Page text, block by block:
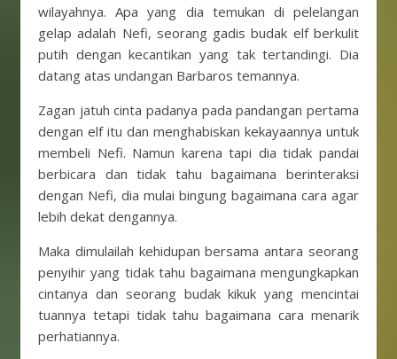
wilayahnya. Apa yang dia temukan di pelelangan
gelap adalah Nefi, seorang gadis budak elf berkulit
putih dengan kecantikan yang tak tertandingi. Dia
datang atas undangan Barbaros temannya.
Zagan jatuh cinta padanya pada pandangan pertama
dengan elf itu dan menghabiskan kekayaannya untuk
membeli Nefi. Namun karena tapi dia tidak pandai
berbicara dan tidak tahu bagaimana berinteraksi
dengan Nefi, dia mulai bingung bagaimana cara agar
lebih dekat dengannya.
Maka dimulailah kehidupan bersama antara seorang
penyihir yang tidak tahu bagaimana mengungkapkan
cintanya dan seorang budak kikuk yang mencintai
tuannya tetapi tidak tahu bagaimana cara menarik
perhatiannya.